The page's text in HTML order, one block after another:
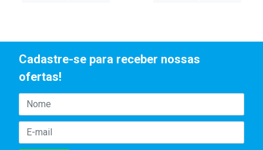
Cadastre-se para receber nossas
ofertas!